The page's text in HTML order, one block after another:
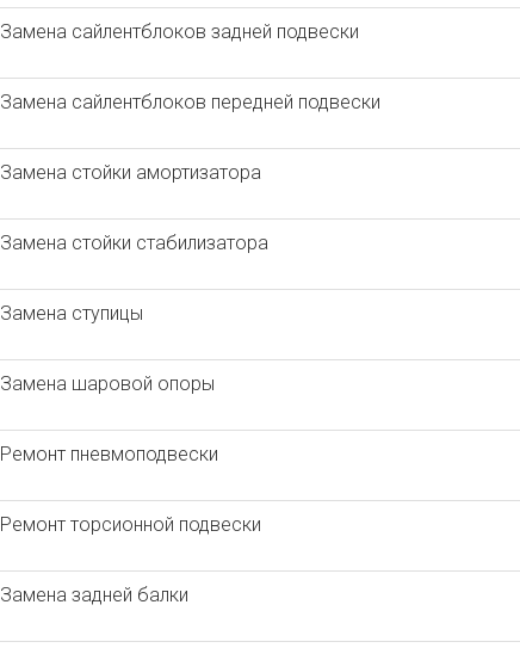
Замена сайлентблоков задней подвески
Замена сайлентблоков передней подвески
Замена стойки амортизатора
Замена стойки стабилизатора
Замена ступицы
Замена шаровой опоры
Ремонт пневмоподвески
Ремонт торсионной подвески
Замена задней балки